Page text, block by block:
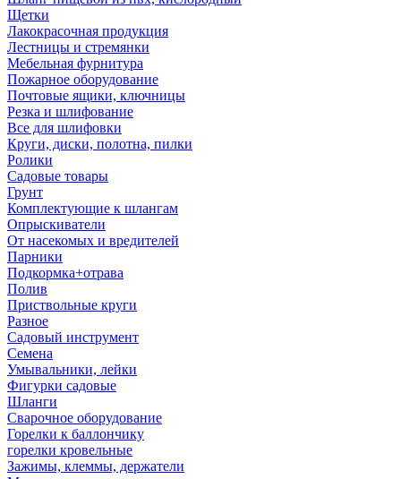
Щетки
Лакокрасочная продукция
Лестницы и стремянки
Мебельная фурнитура
Пожарное оборудование
Почтовые ящики, ключницы
Резка и шлифование
Все для шлифовки
Круги, диски, полотна, пилки
Ролики
Садовые товары
Грунт
Комплектующие к шлангам
Опрыскиватели
От насекомых и вредителей
Парники
Подкормка+отрава
Полив
Приствольные круги
Разное
Садовый инструмент
Семена
Умывальники, лейки
Фигурки садовые
Шланги
Сварочное оборудование
Горелки к баллончику
горелки кровельные
Зажимы, клеммы, держатели